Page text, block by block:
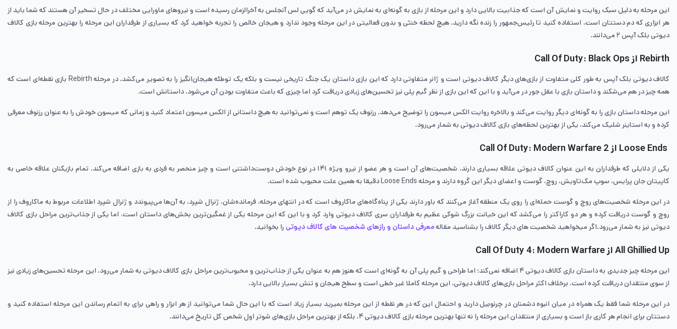
این مرحله به دلیل سبک روایت و نمایش آن است که جذابیت بالایی دارد و این مرحله از بازی به گونه‌ای به نمایش در می‌آید که گویی لس آنجلس به آخرالزمان رسیده است و نیروهای ماورایی مختلف در حال تسخیر آن هستند که شما باید از
هر ابزاری که دم دستتان است، استفاده کنید تا رئیس‌جمهور را زنده نگه دارید. هیچ لحظه خنثی و بدون فعالیتی در این مرحله وجود ندارد و هیجان خالص را تجربه خواهید کرد که بسیاری از طرفداران این مرحله را بهترین مرحله بازی کالاف
دیوتی بلک آپس ۲ می‌دانند.
Rebirth از Call Of Duty: Black Ops
کالاف دیوتی بلک آپس به طور کلی متفاوت از بازی‌های دیگر کالاف دیوتی است و ژانر متفاوتی دارد که این بازی داستان یک جنگ تاریخی نیست و بلکه یک توطئه هیجان‌انگیز را به تصویر می‌کشد. در مرحله Rebirth بازی نقطه‌ای است که
همه چیز در هم می‌شکند و داستان بازی با عقل جور در می‌آید و با این که این بازی از نظر گیم پلی نیز تحسین‌های زیادی دریافت کرد اما چیزی که باعث متفاوت بودن آن می‌شود، داستانش است.
این مرحله داستان بازی را به گونه‌ای دیگر روایت می‌کند و بالاخره روایت الکس میسون را توضیح می‌دهد. رزنوف یک توهم است و نمی‌توانید به هیچ داستانی از الکس میسون اعتماد کنید و زمانی که میسون خودش را به عنوان رزنوف معرفی
کرده و به استاینر شلیک می‌کند،‌ یکی از بهترین لحظه‌های بازی کالاف دیوتی به شمار می‌رود.
یکی از دلایلی که طرفداران به این عنوان کالاف دیوتی علاقه بسیاری دارند، شخصیت‌های آن است و هر عضو از نیرو ویژه ۱۴۱ در نوع خودش دوست‌داشتنی است و چیز منحصر به فردی به بازی اضافه می‌کند. تمام بازیکنان علاقه خاصی به
کاپیتان جان پرایس، سوپ مک‌تاویش، روچ، گوست و اعضای دیگر این گروه دارند و مرحله Loose Ends دقیقا به همین علت محبوب شده است.
در این مرحله شخصیت‌های روچ و گوست حمله‌ای را روی یک منطقه آغاز می‌کنند که باور دارند یکی از پناه‌گاه‌های ماکاروف است که در انتهای مرحله، فرمانده‌شان، ژنرال شپرد، به آن‌ها می‌پیوندد و ژنرال شپرد اطلاعات مربوط به ماکاروف را از
روچ و گوست دریافت کرده و هر دو کاراکتر را می‌کشد که این خیانت بزرگ شوکی عظیم به طرفداران سری کالاف دیوتی وارد کرد و با این که این مرحله یکی از غمگین‌ترین بخش‌های داستان است، اما یکی از جذاب‌ترین مراحل بازی کالاف
دیوتی نیز به شمار می‌رود.اگر میخواهید شخصیت های دیگر کالاف را بشناسید مقالهمعرفی داستان و رازهای شخصیت های کالاف دیوتی را بخوانید.
All Ghillied Up از Call Of Duty 4: Modern Warfare
این مرحله چیز جدیدی به داستان بازی کالاف دیوتی ۴ اضافه نمی‌کند؛ اما طراحی و گیم پلی آن به گونه‌ای است که هنوز هم به عنوان یکی از جذاب‌ترین و محبوب‌ترین مراحل بازی کالاف دیوتی به شمار می‌رود. این مرحله تحسین‌های زیادی نیز
از سوی منتقدان دریافت کرده است. برخلاف اکثر مراحل بازی‌های کالاف دیوتی، این مرحله کاملا غیر خطی است و سطح هیجان و تنش بسیار بالایی دارد.
در این مرحله شما فقط یک همراه در میان انبوه دشمنان در چرنوبیل دارید و احتمال این که در هر نقطه از این مرحله بمیرید بسیار زیاد است که با این حال شما می‌توانید از هر ابزار و راهی برای به اتمام رساندن این مرحله استفاده کنید و
دستتان برای انجام هر کاری باز است و بسیاری از منتقدان این مرحله را نه تنها بهترین مرحله بازی کالاف دیوتی ۴، بلکه از بهترین مراحل بازی‌های شوتر اول شخص کل تاریخ می‌دانند.